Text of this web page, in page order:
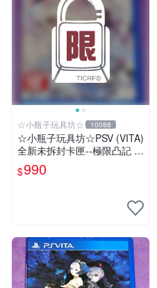
☆小瓶子玩具坊☆ 10088
☆小瓶子玩具坊☆PSV (VITA)
全新未拆封卡匣--極限凸記 萌
萌編年史
$990